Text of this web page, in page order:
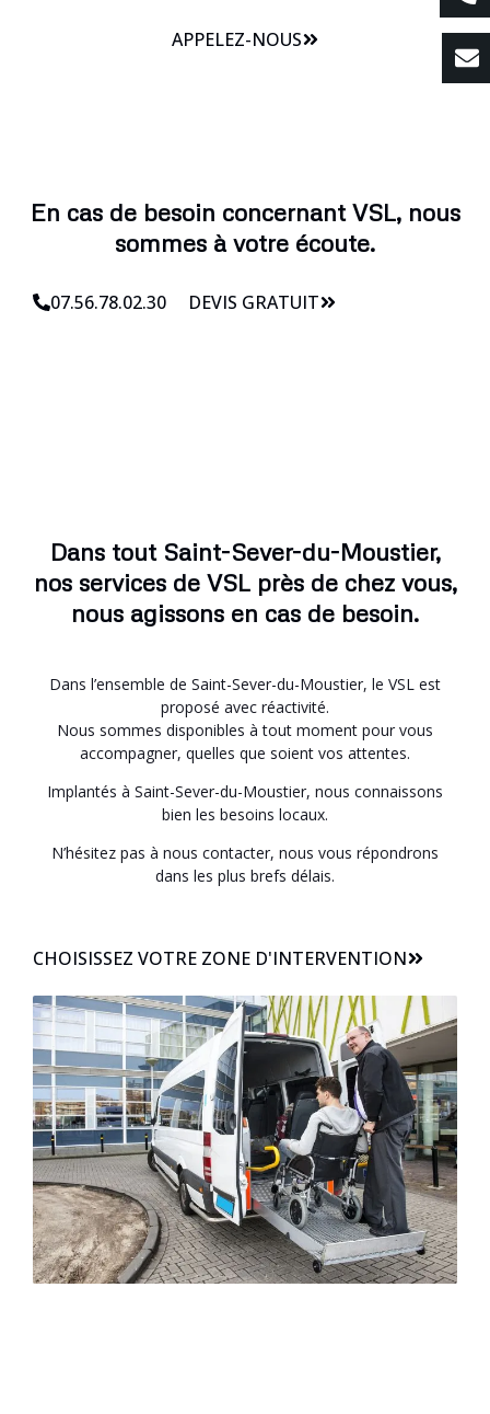
APPELEZ-NOUS
En cas de besoin concernant VSL, nous
sommes à votre écoute.
07.56.78.02.30 DEVIS GRATUIT
Dans tout Saint-Sever-du-Moustier,
nos services de VSL près de chez vous,
nous agissons en cas de besoin.
Dans l’ensemble de Saint-Sever-du-Moustier, le VSL est
proposé avec réactivité.
Nous sommes disponibles à tout moment pour vous
accompagner, quelles que soient vos attentes.
Implantés à Saint-Sever-du-Moustier, nous connaissons
bien les besoins locaux.
N’hésitez pas à nous contacter, nous vous répondrons
dans les plus brefs délais.
CHOISISSEZ VOTRE ZONE D'INTERVENTION